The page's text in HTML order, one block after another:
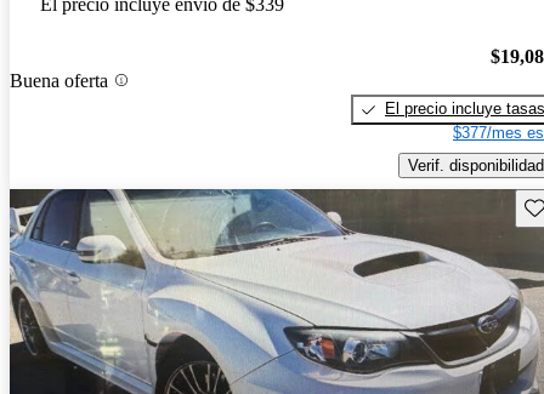
El precio incluye envío de $339
Buena oferta
El precio incluye tasas
$377/mes
Verif. disponibilidad